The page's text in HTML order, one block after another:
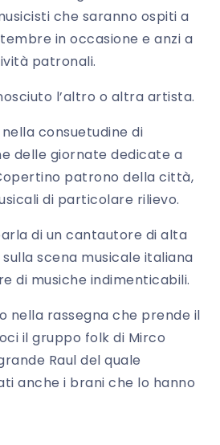
che saranno ospiti a
in occasione e anzi a
patronali.
l’altro o altra artista.
consuetudine di
delle giornate dedicate a
patrono della città,
di particolare rilievo.
di un cantautore di alta
scena musicale italiana
di musiche indimenticabili.
nella rassegna che prende il
il gruppo folk di Mirco
Raul del quale
anche i brani che lo hanno